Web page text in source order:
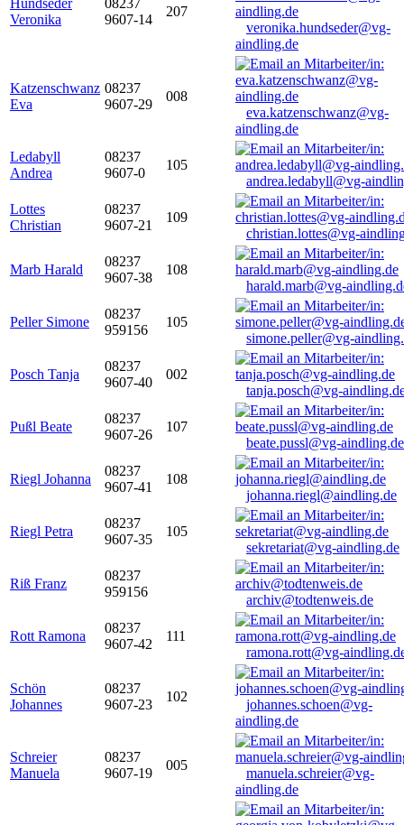
Hundseder
Veronika
08237
9607-14
207
veronika.hundseder@vg-
aindling.de
Katzenschwanz
Eva
08237
9607-29
008
eva.katzenschwanz@vg-
aindling.de
Ledabyll
Andrea
08237
9607-0
105
andrea.ledabyll@vg-
Lottes
Christian
08237
9607-21
109
christian.lottes@vg-
Marb Harald
08237
9607-38
108
harald.marb@vg-
Peller Simone
08237
959156
105
simone.peller@vg-
Posch Tanja
08237
9607-40
002
tanja.posch@vg-
Pußl Beate
08237
9607-26
107
beate.pussl@vg-aindling.de
Riegl Johanna
08237
9607-41
108
johanna.riegl@aindling.de
Riegl Petra
08237
9607-35
105
sekretariat@vg-aindling.de
Riß Franz
08237
959156
archiv@todtenweis.de
Rott Ramona
08237
9607-42
111
ramona.rott@vg-
Schön
Johannes
08237
9607-23
102
johannes.schoen@vg-
aindling.de
Schreier
Manuela
08237
9607-19
005
manuela.schreier@vg-
aindling.de